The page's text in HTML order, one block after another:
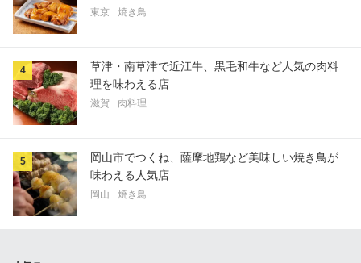
東京 焼き鳥
4
草津・南草津で近江牛、黒毛和牛など人気の肉料
理を味わえる店
滋賀 肉料理
5
岡山市でつくね、薩摩地鶏など美味しい焼き鳥が
味わえる人気店
岡山 焼き鳥